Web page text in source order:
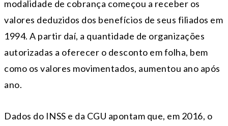
modalidade de cobrança começou a receber os
valores deduzidos dos benefícios de seus filiados em
1994. A partir daí, a quantidade de organizações
autorizadas a oferecer o desconto em folha, bem
como os valores movimentados, aumentou ano após
ano.
Dados do INSS e da CGU apontam que, em 2016, o